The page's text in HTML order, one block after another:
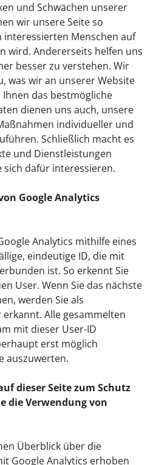
und Schwächen unserer
wir unsere Seite so
interessierten Menschen auf
wird. Andererseits helfen uns
besser zu verstehen. Wir
was wir an unserer Website
das bestmögliche
dienen uns auch, unsere
individueller und
Schließlich macht es
und Dienstleistungen
sich dafür interessieren.
Google Analytics
Analytics mithilfe eines
eindeutige ID, die mit
ist. So erkennt Sie
User. Wenn Sie das nächste
werden Sie als
Alle gesammelten
mit dieser User-ID
erst möglich
auszuwerten.
dieser Seite zum Schutz
die Verwendung von
Überblick über die
Google Analytics erhoben